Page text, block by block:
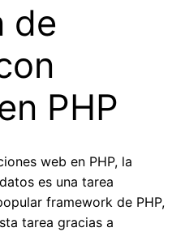
de
PHP
web en PHP, la
es una tarea
framework de PHP,
tarea gracias a